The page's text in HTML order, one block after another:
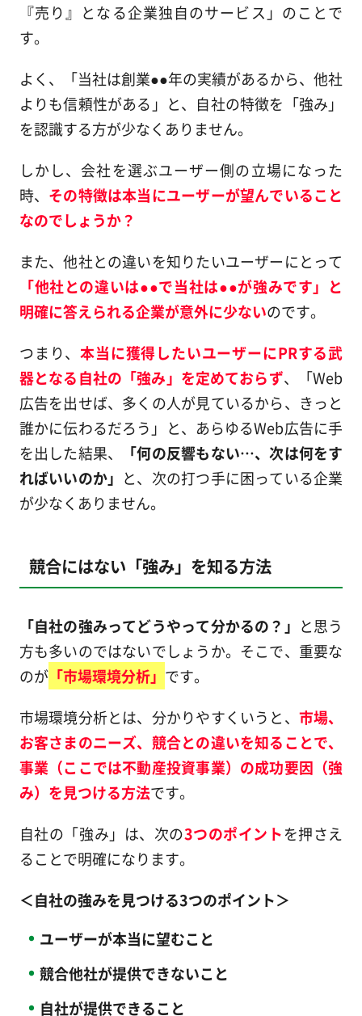
『売り』となる企業独自のサービス」のことで
す。
よく、「当社は創業●●年の実績があるから、他社
よりも信頼性がある」と、自社の特徴を「強み」
を認識する方が少なくありません。
しかし、会社を選ぶユーザー側の立場になった
時、 その特徴は本当にユーザーが望んでいること
なのでしょうか？
また、他社との違いを知りたいユーザーにとって
「他社との違いは●●で当社は●●が強みです」と
明確に答えられる企業が意外に少ないのです。
つまり、本当に獲得したいユーザーにPRする武
器となる自社の「強み」を定めておらず、「Web
広告を出せば、多くの人が見ているから、きっと
誰かに伝わるだろう」と、あらゆるWeb広告に手
を出した結果、
「何の反響もない…、次は何をす
ればいいのか」 と、次の打つ手に困っている企業
が少なくありません。
競合にはない「強み」を知る方法
「自社の強みってどうやって分かるの？」 と思う
方も多いのではないでしょうか。そこで、重要な
のが「市場環境分析」 です。
市場環境分析とは、分かりやすくいうと、 市場、
お客さまのニーズ、競合との違いを知ることで、
事業（ここでは不動産投資事業）の成功要因（強
み）を見つける方法です。
自社の「強み」は、次の3つのポイントを押さえ
ることで明確になります。
＜自社の強みを見つける3つのポイント＞
ユーザーが本当に望むこと
競合他社が提供できないこと
自社が提供できること